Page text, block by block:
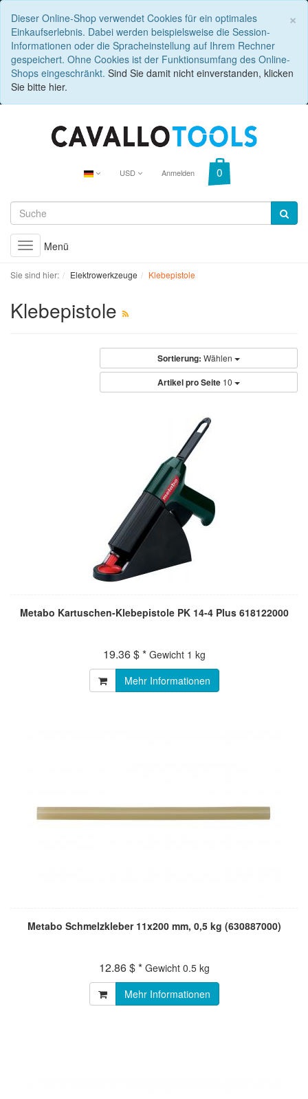
×
Dieser Online-Shop verwendet Cookies für ein optimales
Einkaufserlebnis. Dabei werden beispielsweise die Session-
Informationen oder die Spracheinstellung auf Ihrem Rechner
gespeichert. Ohne Cookies ist der Funktionsumfang des Online-
Shops eingeschränkt. Sind Sie damit nicht einverstanden, klicken
Sie bitte hier.
USD Anmelden
Toggle
navigation
Menü
Sie sind hier: Elektrowerkzeuge Klebepistole
Klebepistole
Sortierung: Wählen
Artikel pro Seite 10
Metabo Kartuschen-Klebepistole PK 14-4 Plus 618122000
19.36 $ * Gewicht 1 kg
Mehr Informationen
Metabo Schmelzkleber 11x200 mm, 0,5 kg (630887000)
12.86 $ * Gewicht 0.5 kg
Mehr Informationen